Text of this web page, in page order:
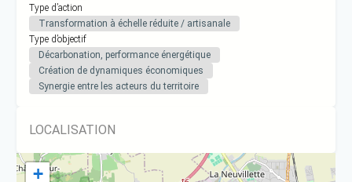
Type d’action
Transformation à échelle réduite / artisanale
Type d’objectif
Décarbonation, performance énergétique
Création de dynamiques économiques
Synergie entre les acteurs du territoire
LOCALISATION
+